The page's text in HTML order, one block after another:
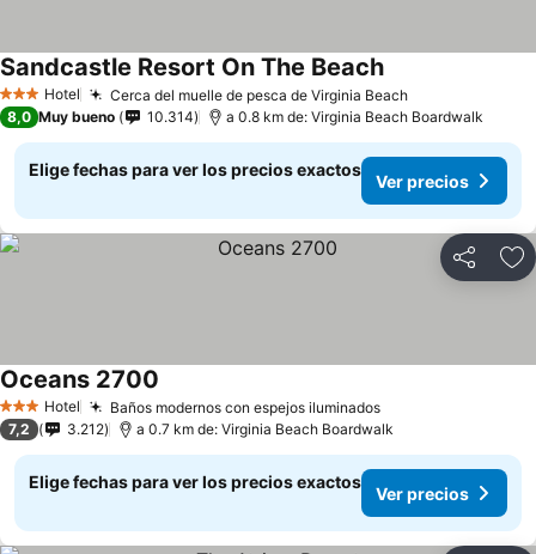
3 Estrellas
Hotel Cerca del muelle de pesca de Virginia Beach
Sandcastle Resort On The Beach
8,0 Muy bueno 10.314 a 0.8 km de: Virginia Beach Boardwalk
Elige fechas para ver los precios exactos
Ver precios
Compartir
3 Estrellas
Hotel Baños modernos con espejos iluminados
Oceans 2700
7,2 3.212 a 0.7 km de: Virginia Beach Boardwalk
Elige fechas para ver los precios exactos
Ver precios